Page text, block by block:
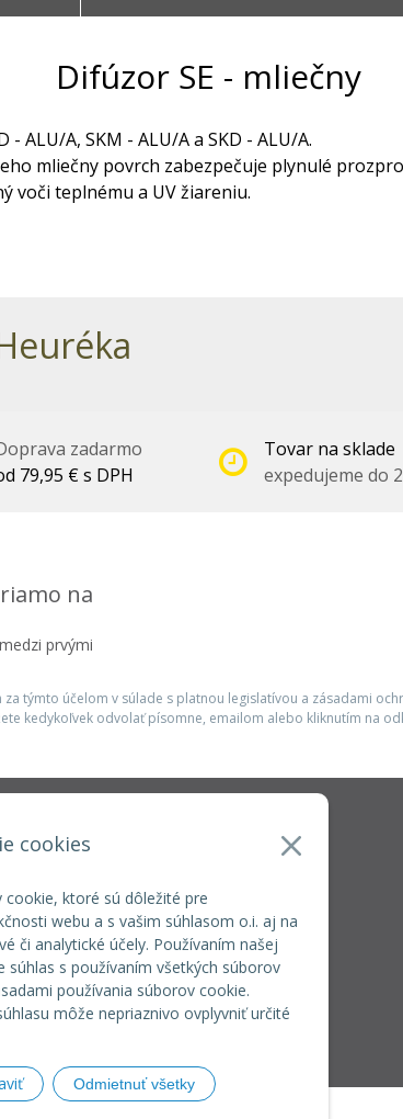
cookies
ktoré sú dôležité pre
webu a s vašim súhlasom o.i. aj na
či analytické účely. Používaním našej
s používaním všetkých súborov
používania súborov cookie.
môže nepriaznivo ovplyvniť určité
Odmietnuť všetky
Difúzor SE - mliečny
ALU/A, SKM - ALU/A a SKD - ALU/A.
mliečny povrch zabezpečuje plynulé
voči teplnému a UV žiareniu.
zadarmo
79,95 € s DPH
Tovar na sklade
expedujeme do
na
prvými
týmto účelom v súlade s platnou legislatívou a zásadami
kedykoľvek odvolať písomne, emailom alebo kliknutím na
+421 37 6586 731
+421 907 982 328